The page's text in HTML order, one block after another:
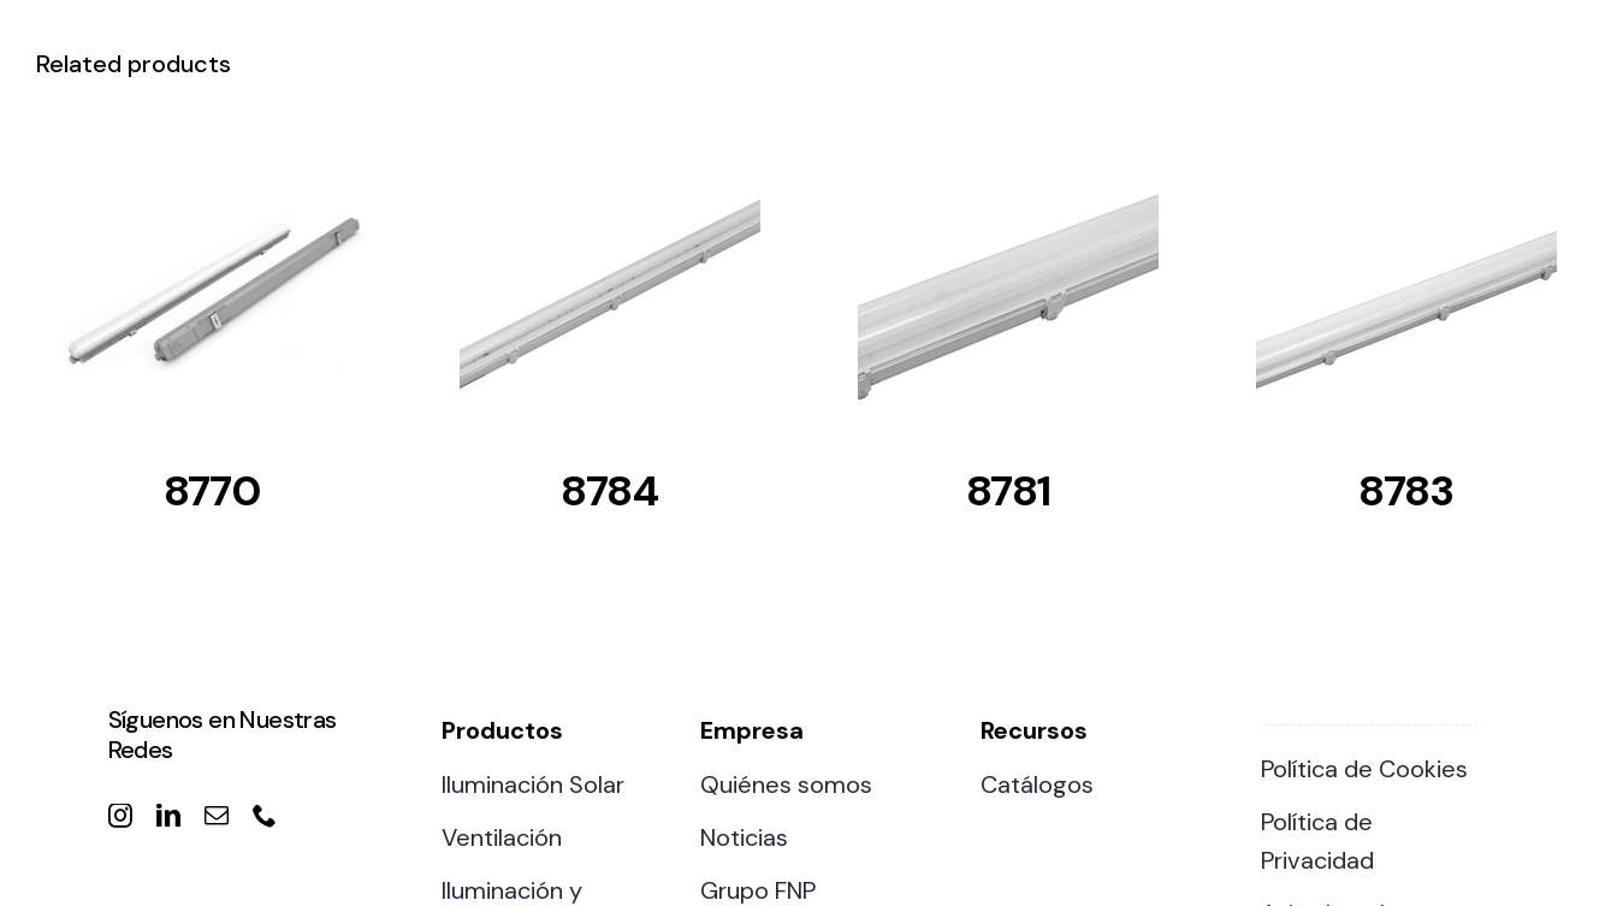
Related products
DETAILS
8770
DETAILS
8784
DETAILS
8781
DETAILS
8783
Síguenos en Nuestras
Redes
Productos
Iluminación Solar
Ventilación
Iluminación y
Empresa
Quiénes somos
Noticias
Grupo FNP
Recursos
Catálogos
Política de Cookies
Política de
Privacidad